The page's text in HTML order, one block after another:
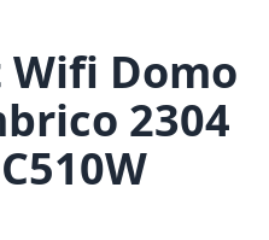
Wifi Domo
2304